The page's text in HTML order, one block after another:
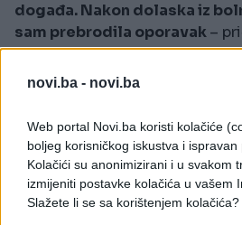
novi.ba - novi.ba
Web portal Novi.ba koristi kolačiće
boljeg korisničkog iskustva i ispravan
Kolačići su anonimizirani i u svakom
izmijeniti postavke kolačića u vašem
Slažete li se sa korištenjem kolačića?
događa. Nakon dolaska iz
sam prebrodila oporavak–
Kada je dobila rezultat da
sve u redu, vratila se
očigledno to nije bilo dovoljno.
- Poslije četiri godine
na dojci. Bila sam vrlo ljuta na